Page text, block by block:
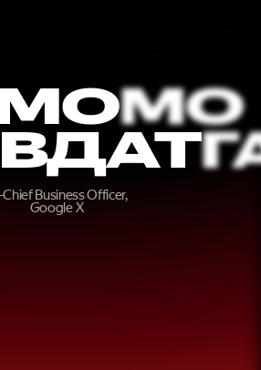
Business Officer,
Google X